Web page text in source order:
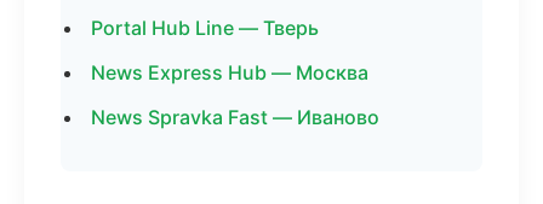
Portal Hub Line — Тверь
News Express Hub — Москва
News Spravka Fast — Иваново